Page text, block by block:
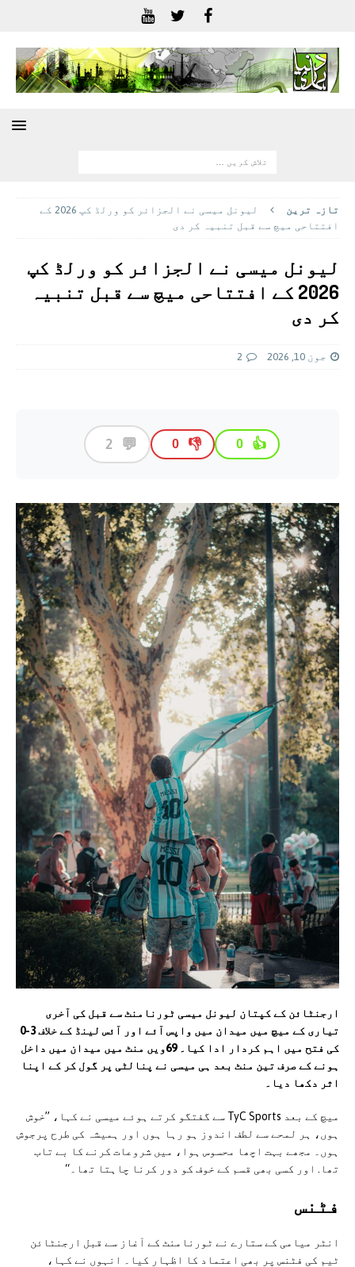
تازہ ترين
لیونل میسی نے الجزائر کو ورلڈ کپ 2026 کے
افتتاحی میچ سے قبل تنبیہ کر دی
لیونل میسی نے الجزائر کو ورلڈ کپ
2026 کے افتتاحی میچ سے قبل تنبیہ
کر دی
جون 10, 2026 2
👍
0
👎
0
💬
2
ارجنٹائن کے کپتان لیونل میسی ٹورنامنٹ سے قبل کی آخری
تیاری کے میچ میں میدان میں واپس آئے اور آئس لینڈ کے خلاف 3-0
کی فتح میں اہم کردار ادا کیا۔ 69ویں منٹ میں میدان میں داخل
ہونے کے صرف تین منٹ بعد ہی میسی نے پنالٹی پر گول کر کے اپنا
اثر دکھا دیا۔
میچ کے بعد TyC Sports سے گفتگو کرتے ہوئے میسی نے کہا، ”خوش
ہوں، ہر لمحے سے لطف اندوز ہو رہا ہوں اور ہمیشہ کی طرح پرجوش
ہوں۔ مجھے بہت اچھا محسوس ہوا، میں شروعات کرنے کا بے تاب
تھا. اور کسی بھی قسم کے خوف کو دور کرنا چاہتا تھا۔“
فٹنس
انٹر میامی کے ستارے نے ٹورنامنٹ کے آغاز سے قبل ارجنٹائن
ٹیم کی فٹنس پر بھی اعتماد کا اظہار کیا۔ انہوں نے کہا،